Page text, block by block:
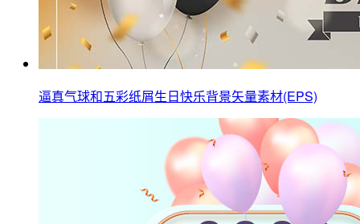
逼真气球和五彩纸屑生日快乐背景矢量素材(EPS)